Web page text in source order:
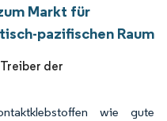
Markt für
pazifischen Raum
der
wie gute